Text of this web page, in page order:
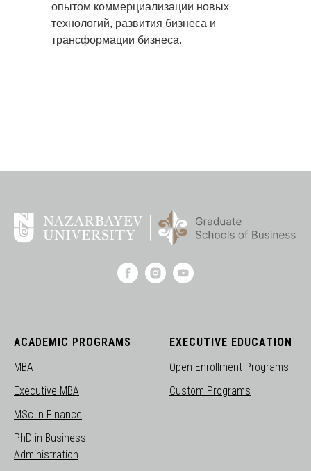
опытом коммерциализации новых
технологий, развития бизнеса и
трансформации бизнеса.
ACADEMIC PROGRAMS
MBA
Executive MBA
MSc in Finance
PhD in Business
Administration
EXECUTIVE EDUCATION
Open Enrollment Programs
Custom Programs